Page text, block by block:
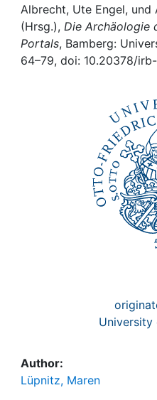
Awards
My FIS
Albrecht, Ute Engel, und
(Hrsg.), Die Archäologie
Portals, Bamberg:
64–79, doi: 10.20378/irb-
University
Author:
Lüpnitz, Maren